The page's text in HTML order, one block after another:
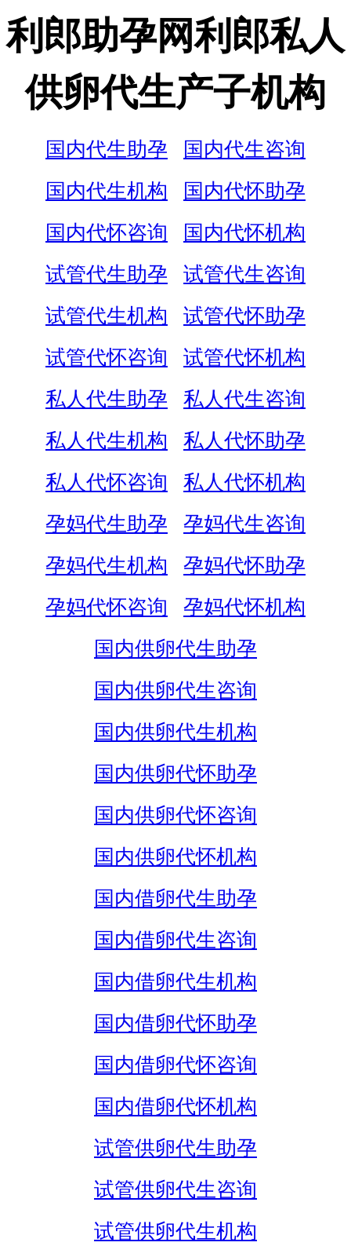
利郎助孕网利郎私人
供卵代生产子机构
国内代生助孕
国内代生咨询
国内代生机构
国内代怀助孕
国内代怀咨询
国内代怀机构
试管代生助孕
试管代生咨询
试管代生机构
试管代怀助孕
试管代怀咨询
试管代怀机构
私人代生助孕
私人代生咨询
私人代生机构
私人代怀助孕
私人代怀咨询
私人代怀机构
孕妈代生助孕
孕妈代生咨询
孕妈代生机构
孕妈代怀助孕
孕妈代怀咨询
孕妈代怀机构
国内供卵代生助孕
国内供卵代生咨询
国内供卵代生机构
国内供卵代怀助孕
国内供卵代怀咨询
国内供卵代怀机构
国内借卵代生助孕
国内借卵代生咨询
国内借卵代生机构
国内借卵代怀助孕
国内借卵代怀咨询
国内借卵代怀机构
试管供卵代生助孕
试管供卵代生咨询
试管供卵代生机构